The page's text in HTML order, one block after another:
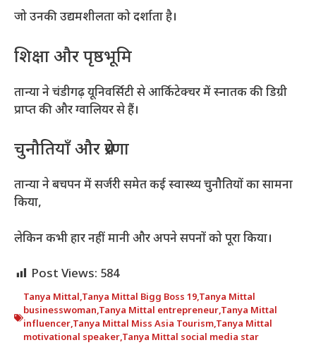
जो उनकी उद्यमशीलता को दर्शाता है।
शिक्षा और पृष्ठभूमि
तान्या ने चंडीगढ़ यूनिवर्सिटी से आर्किटेक्चर में स्नातक की डिग्री
प्राप्त की और ग्वालियर से हैं।
चुनौतियाँ और प्रेरणा
तान्या ने बचपन में सर्जरी समेत कई स्वास्थ्य चुनौतियों का सामना
किया,
लेकिन कभी हार नहीं मानी और अपने सपनों को पूरा किया।
Post Views: 584
Tanya Mittal,Tanya Mittal Bigg Boss 19,Tanya Mittal
businesswoman,Tanya Mittal entrepreneur,Tanya Mittal
influencer,Tanya Mittal Miss Asia Tourism,Tanya Mittal
motivational speaker,Tanya Mittal social media star